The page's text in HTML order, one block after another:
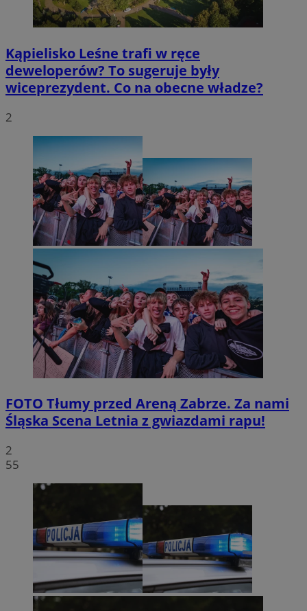
Kąpielisko Leśne trafi w ręce
deweloperów? To sugeruje były
wiceprezydent. Co na obecne władze?
2
FOTO Tłumy przed Areną Zabrze. Za nami
Śląska Scena Letnia z gwiazdami rapu!
2
55